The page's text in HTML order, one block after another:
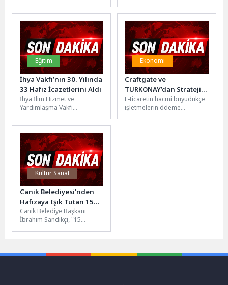
tarım ve hayvancılığı
desteklemek amacıyla...
geçirilen süre artarken, yaz
mevsimine...
Eğitim
İhya Vakfı’nın 30. Yılında
33 Hafız İcazetlerini Aldı
İhya İlim Hizmet ve
Yardımlaşma Vakfı
gösteren Gülsüm Hanım
İhya Kız Kur’an Kursu’nda...
Ekonomi
Craftgate ve
TURKONAY’dan Stratejik
İş Birliği
E-ticaretin hacmi büyüdükçe
işletmelerin ödeme
Kültür Sanat
Canik Belediyesi’nden
Hafızaya Işık Tutan 15
Temmuz Müzesi
Canik Belediye Başkanı
İbrahim Sandıkçı, "15